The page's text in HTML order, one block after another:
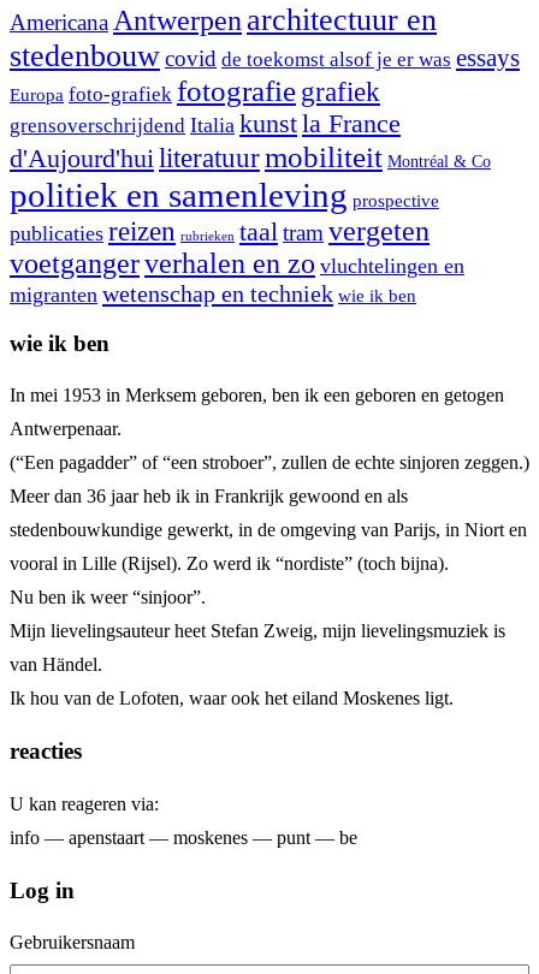
Americana Antwerpen architectuur en
stedenbouwcovid de toekomst alsof je er was essays
Europa foto-grafiek fotografie grafiek
grensoverschrijdend Italia kunstla France
d'Aujourd'hui literatuurmobiliteit Montréal & Co
politiek en samenleving prospective
publicaties reizen rubrieken taal tram vergeten
voetgangerverhalen en zo vluchtelingen en
migranten wetenschap en techniek wie ik ben
wie ik ben
In mei 1953 in Merksem geboren, ben ik een geboren en getogen
Antwerpenaar.
(“Een pagadder” of “een stroboer”, zullen de echte sinjoren zeggen.)
Meer dan 36 jaar heb ik in Frankrijk gewoond en als
stedenbouwkundige gewerkt, in de omgeving van Parijs, in Niort en
vooral in Lille (Rijsel). Zo werd ik “nordiste” (toch bijna).
Nu ben ik weer “sinjoor”.
Mijn lievelingsauteur heet Stefan Zweig, mijn lievelingsmuziek is
van Händel.
Ik hou van de Lofoten, waar ook het eiland Moskenes ligt.
reacties
U kan reageren via:
info — apenstaart — moskenes — punt — be
Log in
Gebruikersnaam